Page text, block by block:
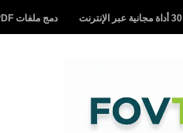
30 أداة مجانية عبر الإنترنت دمج ملفات PDF